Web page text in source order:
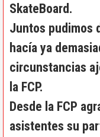
SkateBoard.
Juntos pudimos
hacía ya
circunstancias
la FCP.
Desde la FCP
asistentes su